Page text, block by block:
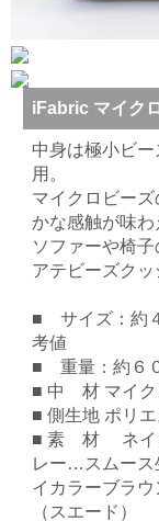
iFabric マイク
中身は極小ビ
用。
マイクロビー
かな感触が味わ
ソファーや椅
アテビーズクッ
■ サイズ：約
考値
■ 重量：約６
■ 中 材 マイク
■ 側生地 ポリ
■ 素 材 ネイビ
レー…スムー
イカラーブラ
（スエード）